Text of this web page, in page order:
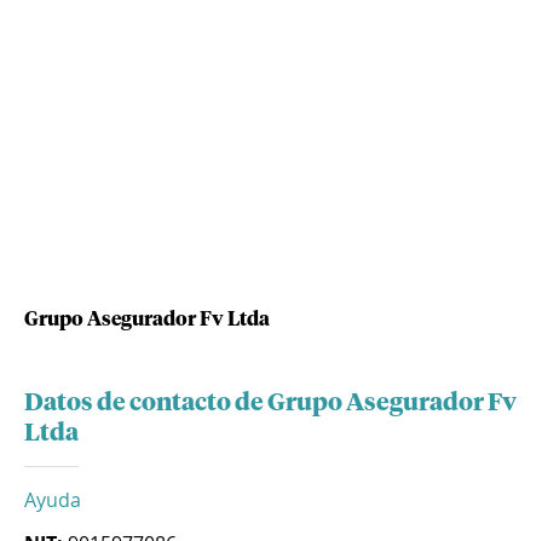
Grupo Asegurador Fv Ltda
Datos de contacto de Grupo Asegurador Fv
Ltda
Ayuda